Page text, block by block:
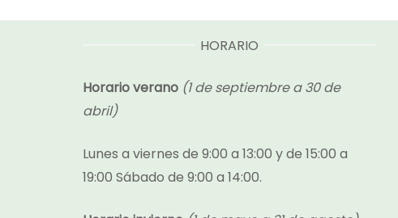
HORARIO
Horario verano (1 de septiembre a 30 de
abril)
Lunes a viernes de 9:00 a 13:00 y de 15:00 a
19:00 Sábado de 9:00 a 14:00.